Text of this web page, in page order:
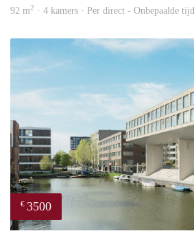
92 m2 · 4 kamers · Per direct - Onbepaalde tijd
€ 3500